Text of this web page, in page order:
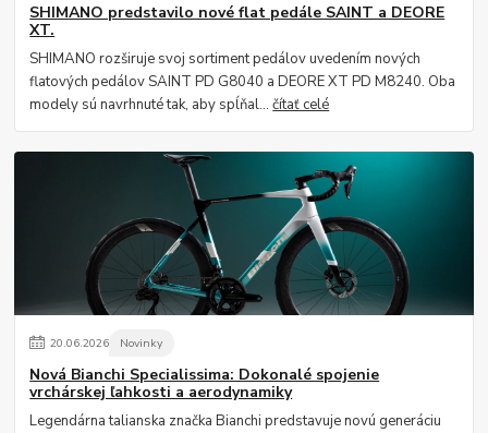
SHIMANO predstavilo nové flat pedále SAINT a DEORE
XT.
SHIMANO rozširuje svoj sortiment pedálov uvedením nových
flatových pedálov SAINT PD G8040 a DEORE XT PD M8240. Oba
modely sú navrhnuté tak, aby spĺňal...čítať celé
20.06.2026 Novinky
Nová Bianchi Specialissima: Dokonalé spojenie
vrchárskej ľahkosti a aerodynamiky
Legendárna talianska značka Bianchi predstavuje novú generáciu